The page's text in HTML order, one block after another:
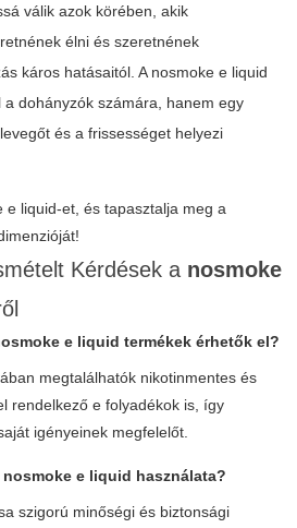
válik azok körében, akik
élni és szeretnének
káros hatásaitól. A nosmoke e liquid
dohányzók számára, hanem egy
és a frissességet helyezi
e liquid-et, és tapasztalja meg a
Kérdések a nosmoke
e liquid termékek érhetők el?
megtalálhatók nikotinmentes és
rendelkező e folyadékok is, így
igényeinek megfelelőt.
nosmoke e liquid használata?
szigorú minőségi és biztonsági